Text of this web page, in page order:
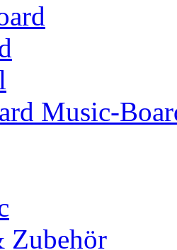
Music-
Zubehör